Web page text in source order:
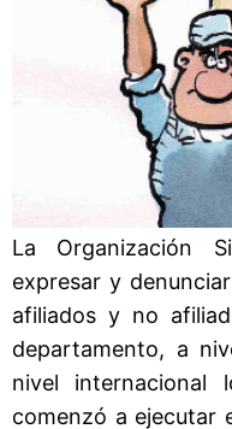
La Organización
expresar y
afiliados y no
departamento, a
nivel internacional
comenzó a ejecutar